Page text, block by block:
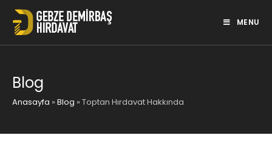
Skip
content
MENU
Blog
Anasayfa » Blog » Toptan Hırdavat Hakkında